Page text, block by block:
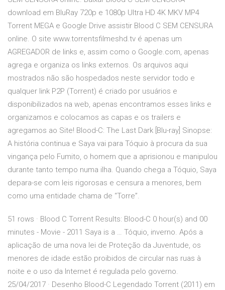
download em BluRay 720p e 1080p Ultra HD 4K MKV MP4
Torrent MEGA e Google Drive assistir Blood C SEM CENSURA
online. O site www.torrentsfilmeshd.tv é apenas um
AGREGADOR de links e, assim como o Google.com, apenas
agrega e organiza os links externos. Os arquivos aqui
mostrados não são hospedados neste servidor todo e
qualquer link P2P (Torrent) é criado por usuários e
disponibilizados na web, apenas encontramos esses links e
organizamos e colocamos as capas e os trailers e
agregamos ao Site! Blood-C: The Last Dark [Blu-ray] Sinopse:
A história continua e Saya vai para Tóquio à procura da sua
vingança pelo Fumito, o homem que a aprisionou e manipulou
durante tanto tempo numa ilha. Quando chega a Tóquio, Saya
depara-se com leis rigorosas e censura a menores, bem
como uma entidade chama de “Torre”.
51 rows · Blood C Torrent Results: Blood-C 0 hour(s) and 00
minutes - Movie - 2011 Saya is a … Tóquio, inverno. Após a
aplicação de uma nova lei de Proteção da Juventude, os
menores de idade estão proibidos de circular nas ruas à
noite e o uso da Internet é regulada pelo governo.
25/04/2017 · Desenho Blood-C Legendado Torrent (2011) em